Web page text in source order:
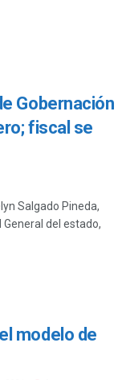
Gobernación
fiscal se
Salgado Pineda,
del estado,
modelo de